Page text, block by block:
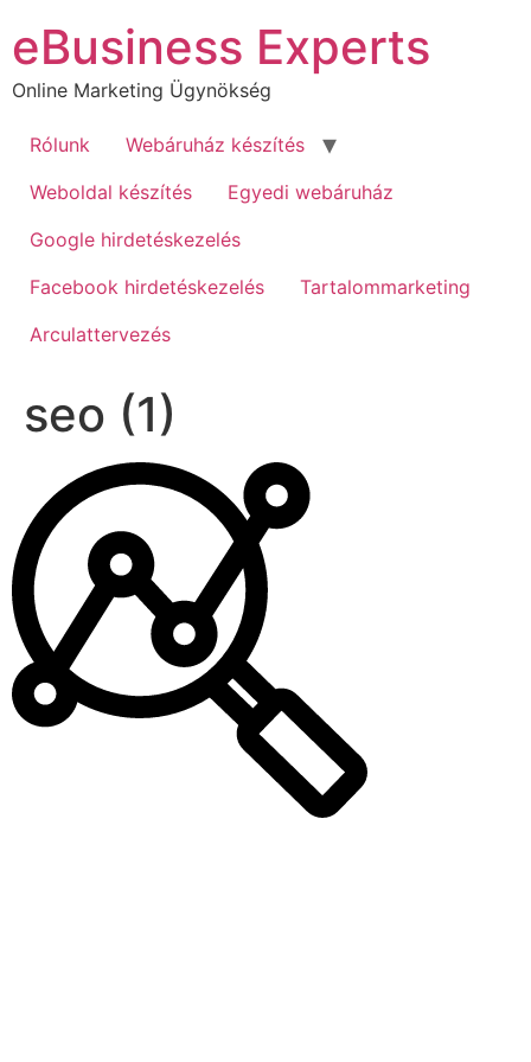
tartalomhoz
eBusiness Experts
Online Marketing Ügynökség
Rólunk
Webáruház készítés
Weboldal készítés
Egyedi webáruház
Google hirdetéskezelés
Facebook hirdetéskezelés
Tartalommarketing
Arculattervezés
seo (1)